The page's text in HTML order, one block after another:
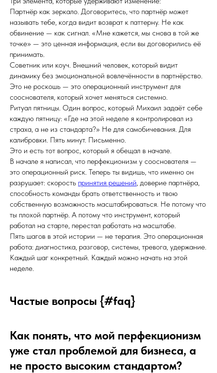
Партнёр как зеркало. Договоритесь, что партнёр может
называть тебе, когда видит возврат к паттерну. Не как
обвинение — как сигнал. «Мне кажется, мы снова в той же
точке» — это ценная информация, если вы договорились её
принимать.
Советник или коуч. Внешний человек, который видит
динамику без эмоциональной вовлечённости в партнёрство.
Это не роскошь — это операционный инструмент для
сооснователя, который хочет меняться системно.
Ритуал пятницы. Один вопрос, который Михаил задаёт себе
каждую пятницу: «Где на этой неделе я контролировал из
страха, а не из стандарта?» Не для самобичевания. Для
калибровки. Пять минут. Письменно.
Это и есть тот вопрос, который я обещал в начале.
В начале я написал, что перфекционизм у сооснователя —
это операционный риск. Теперь ты видишь, что именно он
разрушает: скорость принятия решений, доверие партнёра,
способность команды брать ответственность и твою
собственную возможность масштабироваться. Не потому что
ты плохой партнёр. А потому что инструмент, который
работал на старте, перестал работать на масштабе.
Пять шагов в этой истории — не терапия. Это операционная
работа: диагностика, разговор, системы, тревога, удержание.
Каждый шаг конкретный. Каждый можно начать на этой
неделе.
Частые вопросы {#faq}
Как понять, что мой перфекционизм
уже стал проблемой для бизнеса, а
не просто высоким стандартом?